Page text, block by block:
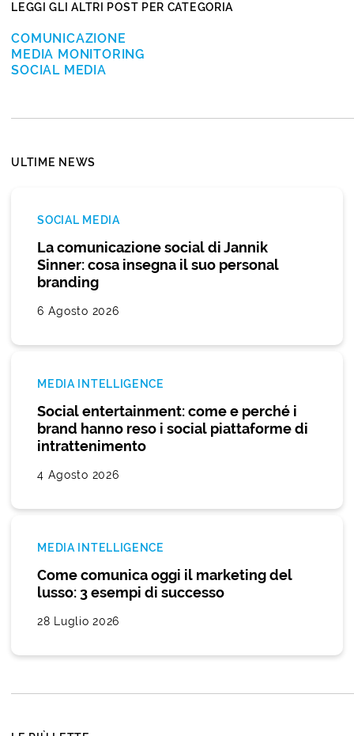
LEGGI GLI ALTRI POST PER CATEGORIA
COMUNICAZIONE
MEDIA MONITORING
SOCIAL MEDIA
ULTIME NEWS
SOCIAL MEDIA
La comunicazione social di Jannik
Sinner: cosa insegna il suo personal
branding
6 Agosto 2026
MEDIA INTELLIGENCE
Social entertainment: come e perché i
brand hanno reso i social piattaforme di
intrattenimento
4 Agosto 2026
MEDIA INTELLIGENCE
Come comunica oggi il marketing del
lusso: 3 esempi di successo
28 Luglio 2026